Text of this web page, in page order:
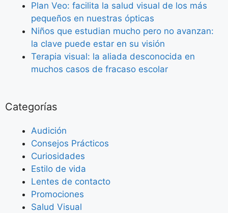
Plan Veo: facilita la salud visual de los más
pequeños en nuestras ópticas
Niños que estudian mucho pero no avanzan:
la clave puede estar en su visión
Terapia visual: la aliada desconocida en
muchos casos de fracaso escolar
Categorías
Audición
Consejos Prácticos
Curiosidades
Estilo de vida
Lentes de contacto
Promociones
Salud Visual